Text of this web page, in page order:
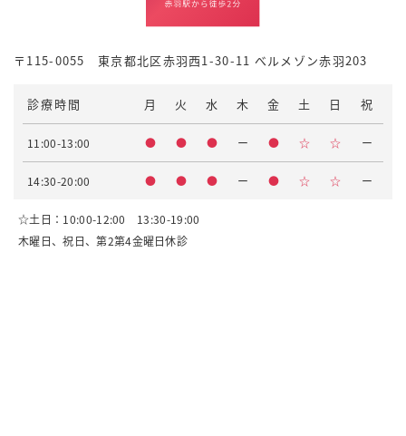
〒115-0055 東京都北区赤羽西1-30-11 べルメゾン赤羽203
診療時間 月 火 水 木 金 土 日 祝
11:00-13:00 ● ● ● ー ● ☆ ☆ ー
14:30-20:00 ● ● ● ー ● ☆ ☆ ー
☆土日：10:00-12:00 13:30-19:00
木曜日、祝日、第2第4金曜日休診